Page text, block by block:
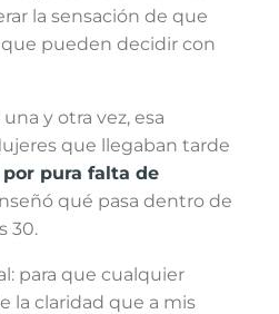
la sensación de que
pueden decidir con
y otra vez, esa
que llegaban tarde
pura falta de
qué pasa dentro de
30.
para que cualquier
la claridad que a mis